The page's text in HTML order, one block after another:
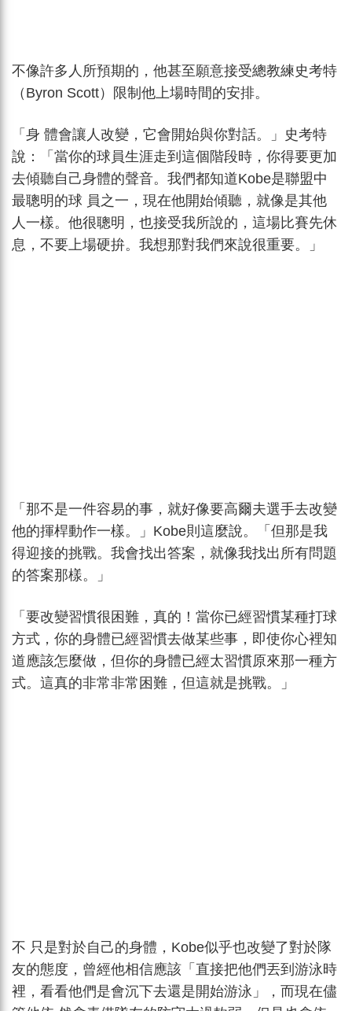
不像許多人所預期的，他甚至願意接受總教練史考特
（Byron Scott）限制他上場時間的安排。
「身 體會讓人改變，它會開始與你對話。」史考特
說：「當你的球員生涯走到這個階段時，你得要更加
去傾聽自己身體的聲音。我們都知道Kobe是聯盟中
最聰明的球 員之一，現在他開始傾聽，就像是其他
人一樣。他很聰明，也接受我所說的，這場比賽先休
息，不要上場硬拚。我想那對我們來說很重要。」
「那不是一件容易的事，就好像要高爾夫選手去改變
他的揮桿動作一樣。」Kobe則這麼說。「但那是我
得迎接的挑戰。我會找出答案，就像我找出所有問題
的答案那樣。」
「要改變習慣很困難，真的！當你已經習慣某種打球
方式，你的身體已經習慣去做某些事，即使你心裡知
道應該怎麼做，但你的身體已經太習慣原來那一種方
式。這真的非常非常困難，但這就是挑戰。」
不 只是對於自己的身體，Kobe似乎也改變了對於隊
友的態度，曾經他相信應該「直接把他們丟到游泳時
裡，看看他們是會沉下去還是開始游泳」，而現在儘